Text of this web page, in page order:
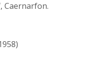
Caernarfon.